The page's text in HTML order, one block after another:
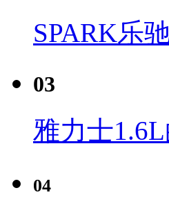
SPARK乐
03
雅力士
04